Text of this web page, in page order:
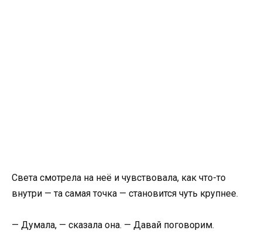
Света смотрела на неё и чувствовала, как что-то
внутри — та самая точка — становится чуть крупнее.
— Думала, — сказала она. — Давай поговорим.